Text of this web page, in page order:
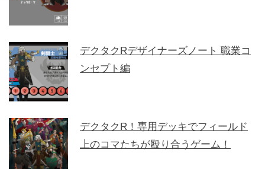
デクタクRデザイナーズノート 職業コ
ンセプト編
デクタクR！専用デッキでフィールド
上のコマたちが殴り合うゲーム！